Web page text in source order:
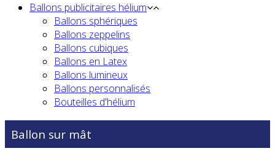
Ballons publicitaires hélium
Ballons sphériques
Ballons zeppelins
Ballons cubiques
Ballons en Latex
Ballons lumineux
Ballons personnalisés
Bouteilles d'hélium
Ballon sur mât